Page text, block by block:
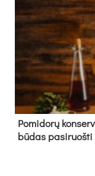
Pomidorų
būdas pasiruošti